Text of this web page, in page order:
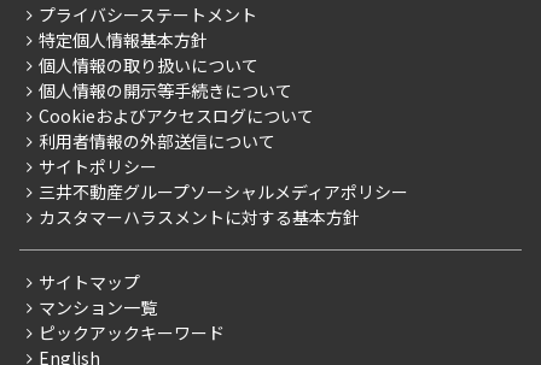
こだわりから探す
こだわり一覧
プレミアムマンション
新築
当社限定（港区・渋谷区）
当社限定（港区・渋谷区以外）
三井不動産企画
賃料改定
フリーレント
ご入居・提携サービス
お部屋探しからご契約まで
よくあるご質問
社宅紹介
【仲介会社様向け】当社仲介事業部取り扱い物件入居申込
会社情報
事業案内
採用情報
ニュースリリース
お問い合わせ
プライバシーステートメント
特定個人情報基本方針
個人情報の取り扱いについて
個人情報の開示等手続きについて
Cookieおよびアクセスログについて
利用者情報の外部送信について
サイトポリシー
三井不動産グループソーシャルメディアポリシー
カスタマーハラスメントに対する基本方針
サイトマップ
マンション一覧
ピックアックキーワード
English